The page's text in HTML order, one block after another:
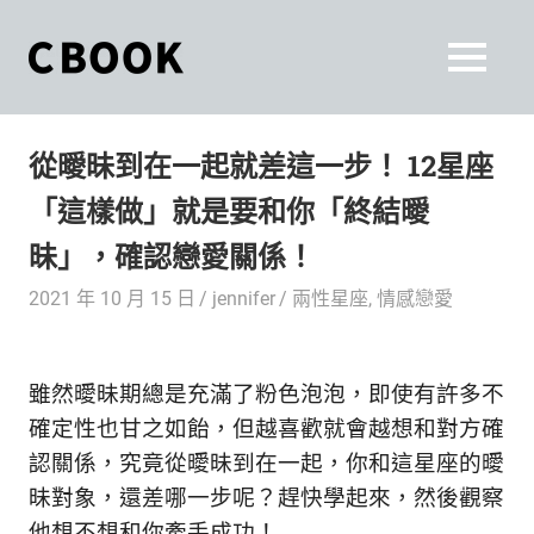
content
和
你
一
起
出
自
己
World.」
一
本
最
妳
生
活
的
雜
誌。
MENU
從曖昧到在一起就差這一步！ 12星座
「這樣做」就是要和你「終結曖
昧」，確認戀愛關係！
2021 年 10 月 15 日 jennifer 兩性星座,情感戀愛
雖然曖昧期總是充滿了粉色泡泡，即使有許多不
確定性也甘之如飴，但越喜歡就會越想和對方確
認關係，究竟從曖昧到在一起，你和這星座的曖
昧對象，還差哪一步呢？趕快學起來，然後觀察